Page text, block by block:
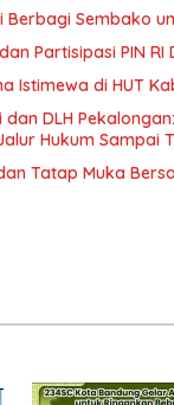
Berbagi Sembako
Partisipasi PIN
Istimewa di HUT
dan DLH
Hukum Sampai
Tatap Muka